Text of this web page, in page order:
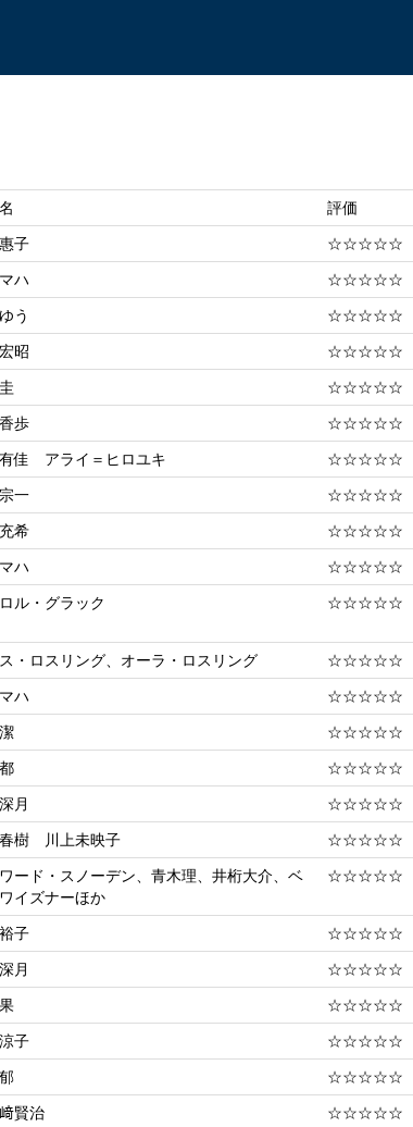
評価
子 ☆☆☆☆☆
ハ ☆☆☆☆☆
う ☆☆☆☆☆
昭 ☆☆☆☆☆
☆☆☆☆☆
歩 ☆☆☆☆☆
佳 アライ＝ヒロユキ ☆☆☆☆☆
一 ☆☆☆☆☆
希 ☆☆☆☆☆
ハ ☆☆☆☆☆
ル・グラック ☆☆☆☆☆
・ロスリング、オーラ・ロスリング ☆☆☆☆☆
ハ ☆☆☆☆☆
☆☆☆☆☆
☆☆☆☆☆
月 ☆☆☆☆☆
樹 川上未映子 ☆☆☆☆☆
ード・スノーデン、青木理、井桁大介、ベ
イズナーほか
☆☆☆☆☆
子 ☆☆☆☆☆
月 ☆☆☆☆☆
☆☆☆☆☆
子 ☆☆☆☆☆
☆☆☆☆☆
賢治 ☆☆☆☆☆